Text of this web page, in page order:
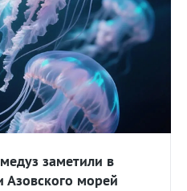
заметили в
Азовского морей